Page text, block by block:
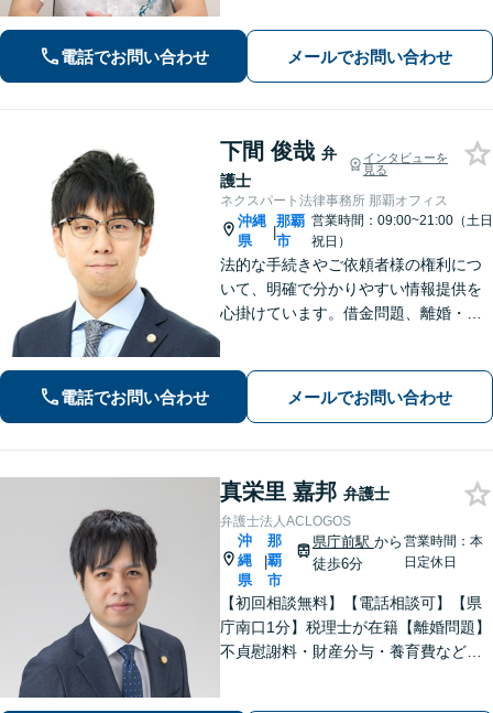
談しやすい対応体制を整備していま
す。抱えているお悩みを解決いたしま
すので、お気軽にお問い合わせくださ
い。
電話でお問い合わせ メールでお問い合わせ
下間 俊哉 弁
護士
インタビューを
見る
ネクスパート法律事務所 那覇オフィス
沖縄
県
|
那覇
市
営業時間：09:00~21:00（土日
祝日）
法的な手続きやご依頼者様の権利につ
いて、明確で分かりやすい情報提供を
心掛けています。借金問題、離婚・男
来を明るいものにするお手伝いをさせ
ていただきます。【分割払い可】
電話でお問い合わせ メールでお問い合わせ
真栄里 嘉邦 弁護士
弁護士法人ACLOGOS
沖
縄
県
|
那
覇
市
県庁前駅 から
徒歩6分
営業時間：本
日定休日
【初回相談無料】【電話相談可】【県
庁南口1分】税理士が在籍【離婚問題】
不貞慰謝料・財産分与・養育費など。